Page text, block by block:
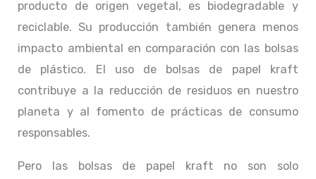
producto de origen vegetal, es biodegradable y
reciclable. Su producción también genera menos
impacto ambiental en comparación con las bolsas
de plástico. El uso de bolsas de papel kraft
contribuye a la reducción de residuos en nuestro
planeta y al fomento de prácticas de consumo
responsables.
Pero las bolsas de papel kraft no son solo